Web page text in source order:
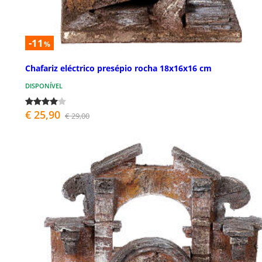
-11 %
Chafariz eléctrico presépio rocha 18x16x16 cm
DISPONÍVEL
€ 25,90 € 29,00